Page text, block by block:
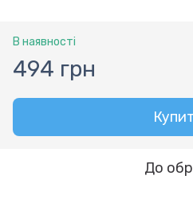
В наявності
494 грн
До